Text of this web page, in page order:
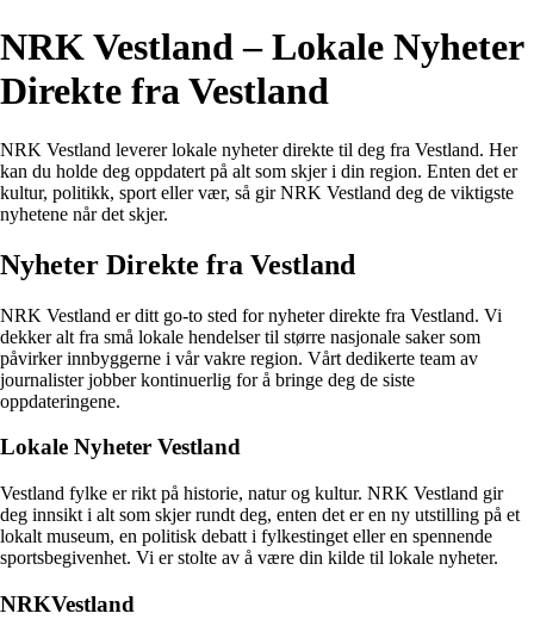
NRK Vestland – Lokale Nyheter
Direkte fra Vestland
NRK Vestland leverer lokale nyheter direkte til deg fra Vestland. Her
kan du holde deg oppdatert på alt som skjer i din region. Enten det er
kultur, politikk, sport eller vær, så gir NRK Vestland deg de viktigste
nyhetene når det skjer.
Nyheter Direkte fra Vestland
NRK Vestland er ditt go-to sted for nyheter direkte fra Vestland. Vi
dekker alt fra små lokale hendelser til større nasjonale saker som
påvirker innbyggerne i vår vakre region. Vårt dedikerte team av
journalister jobber kontinuerlig for å bringe deg de siste
oppdateringene.
Lokale Nyheter Vestland
Vestland fylke er rikt på historie, natur og kultur. NRK Vestland gir
deg innsikt i alt som skjer rundt deg, enten det er en ny utstilling på et
lokalt museum, en politisk debatt i fylkestinget eller en spennende
sportsbegivenhet. Vi er stolte av å være din kilde til lokale nyheter.
NRKVestland